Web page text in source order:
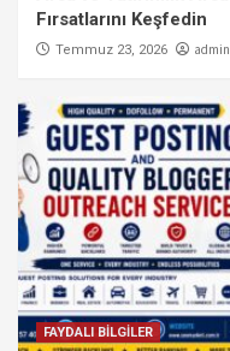
Fırsatlarını Keşfedin
Temmuz 23, 2026 admin
FAYDALI BİLGİLER